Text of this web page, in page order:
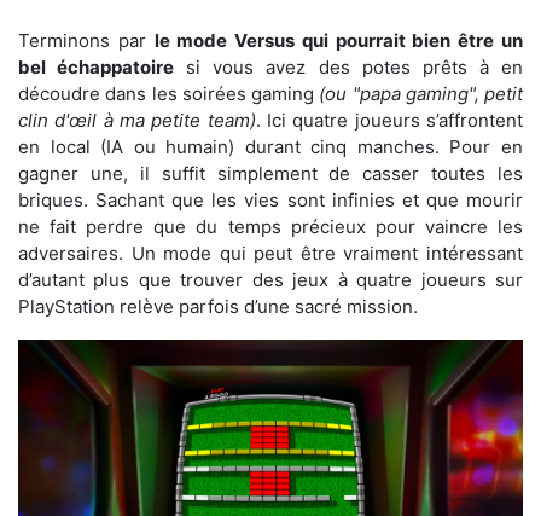
Terminons par le mode Versus qui pourrait bien être un
bel échappatoire si vous avez des potes prêts à en
découdre dans les soirées gaming (ou "papa gaming", petit
clin d'œil à ma petite team). Ici quatre joueurs s’affrontent
en local (IA ou humain) durant cinq manches. Pour en
gagner une, il suffit simplement de casser toutes les
briques. Sachant que les vies sont infinies et que mourir
ne fait perdre que du temps précieux pour vaincre les
adversaires. Un mode qui peut être vraiment intéressant
d’autant plus que trouver des jeux à quatre joueurs sur
PlayStation relève parfois d’une sacré mission.